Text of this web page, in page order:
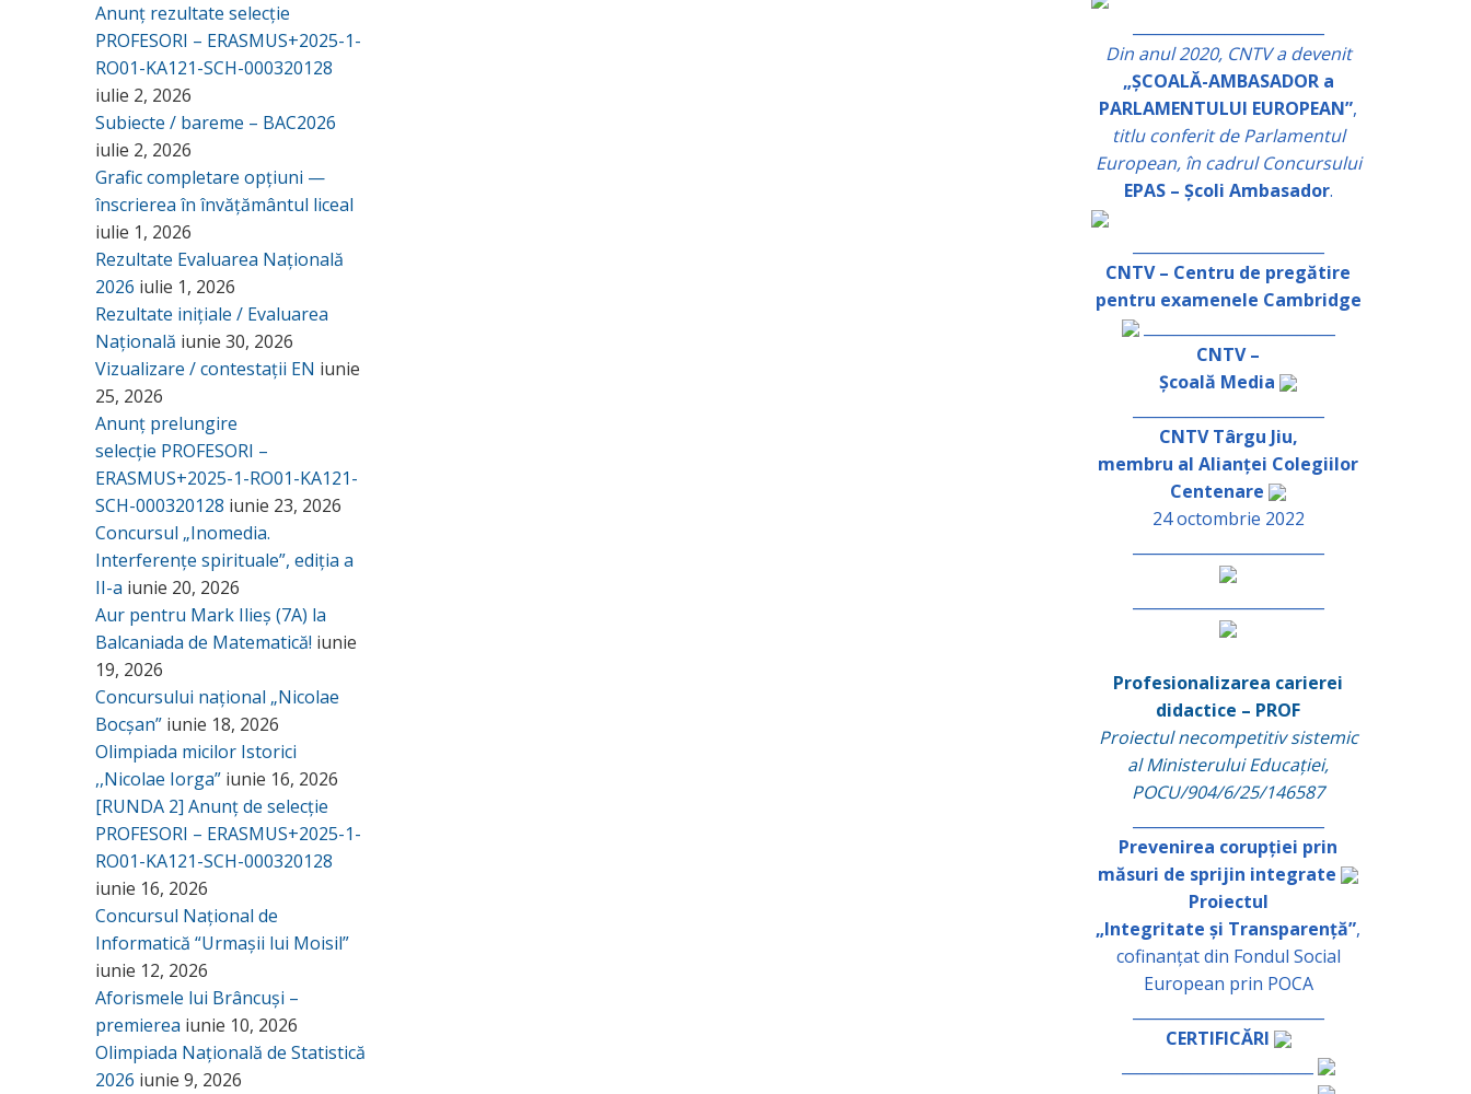
Anunț rezultate selecție
PROFESORI – ERASMUS+2025-1-
RO01-KA121-SCH-000320128
iulie 2, 2026
Subiecte / bareme – BAC2026
iulie 2, 2026
Grafic completare opțiuni —
înscrierea în învățământul liceal
iulie 1, 2026
Rezultate Evaluarea Națională
2026 iulie 1, 2026
Rezultate inițiale / Evaluarea
Națională iunie 30, 2026
Vizualizare / contestații EN iunie
25, 2026
Anunț prelungire
selecție PROFESORI –
ERASMUS+2025-1-RO01-KA121-
SCH-000320128 iunie 23, 2026
Concursul „Inomedia.
Interferențe spirituale”, ediția a
II-a iunie 20, 2026
Aur pentru Mark Ilieș (7A) la
Balcaniada de Matematică! iunie
19, 2026
Concursului național „Nicolae
Bocșan” iunie 18, 2026
Olimpiada micilor Istorici
,,Nicolae Iorga” iunie 16, 2026
[RUNDA 2] Anunț de selecție
PROFESORI – ERASMUS+2025-1-
RO01-KA121-SCH-000320128
iunie 16, 2026
Concursul Național de
Informatică “Urmașii lui Moisil”
iunie 12, 2026
Aforismele lui Brâncuși –
premierea iunie 10, 2026
Olimpiada Națională de Statistică
2026 iunie 9, 2026
Din anul 2020, CNTV a devenit
„ȘCOALĂ-AMBASADOR a
PARLAMENTULUI EUROPEAN”,
titlu conferit de Parlamentul
European, în cadrul Concursului
EPAS – Școli Ambasador.
CNTV – Centru de pregătire
pentru examenele Cambridge
_________________________
CNTV –
Școală Media
CNTV Târgu Jiu,
membru al Alianței Colegiilor
Centenare
24 octombrie 2022
Profesionalizarea carierei
didactice – PROF
Proiectul necompetitiv sistemic
al Ministerului Educației,
POCU/904/6/25/146587
Prevenirea corupției prin
măsuri de sprijin integrate
Proiectul
„Integritate și Transparență”,
cofinanțat din Fondul Social
European prin POCA
CERTIFICĂRI